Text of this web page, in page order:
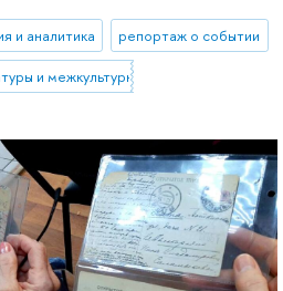
и аналитика репортаж о событии
и межкультурной коммуникации